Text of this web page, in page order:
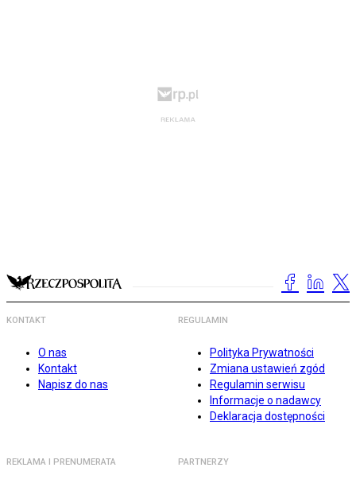
KONTAKT
O nas
Kontakt
Napisz do nas
REGULAMIN
Polityka Prywatności
Zmiana ustawień zgód
Regulamin serwisu
Informacje o nadawcy
Deklaracja dostępności
REKLAMA I PRENUMERATA PARTNERZY